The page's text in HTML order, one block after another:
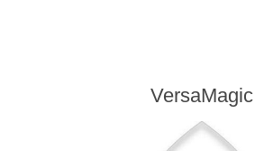
VersaMagic